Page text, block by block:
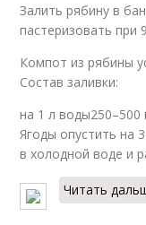
Залить рябину в
пастеризовать при
Компот из рябины
Состав заливки:
на 1 л воды250–500
Ягоды опустить на
в холодной воде и
Читать